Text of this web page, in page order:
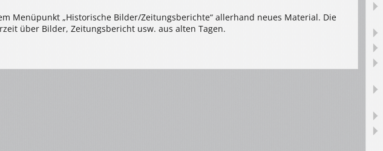
Menüpunkt „Historische Bilder/Zeitungsberichte“ allerhand neues Material. Die
über Bilder, Zeitungsbericht usw. aus alten Tagen.